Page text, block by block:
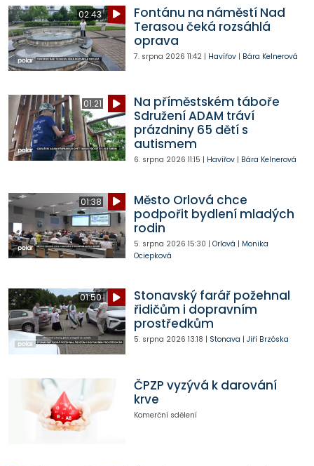
02:43
Fontánu na náměstí Nad
Terasou čeká rozsáhlá
oprava
7. srpna 2026 11:42| Havířov| Bára Kelnerová
01:21
Na příměstském táboře
Sdružení ADAM tráví
prázdniny 65 dětí s
autismem
6. srpna 2026 11:15 | Havířov| Bára Kelnerová
01:38
Město Orlová chce
podpořit bydlení mladých
rodin
5. srpna 2026 15:30 | Orlová | Monika
Ociepková
01:50
Stonavský farář požehnal
řidičům i dopravním
prostředkům
5. srpna 2026 13:18 | Stonava | Jiří Brzóska
ČPZP vyzývá k darování
krve
Komerční sdělení